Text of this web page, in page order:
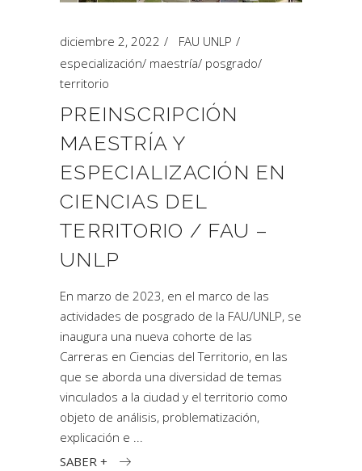
diciembre 2, 2022
FAU UNLP
especialización/ maestría/ posgrado/
territorio
PREINSCRIPCIÓN
MAESTRÍA Y
ESPECIALIZACIÓN EN
CIENCIAS DEL
TERRITORIO / FAU –
UNLP
En marzo de 2023, en el marco de las
actividades de posgrado de la FAU/UNLP, se
inaugura una nueva cohorte de las
Carreras en Ciencias del Territorio, en las
que se aborda una diversidad de temas
vinculados a la ciudad y el territorio como
objeto de análisis, problematización,
explicación e
SABER +